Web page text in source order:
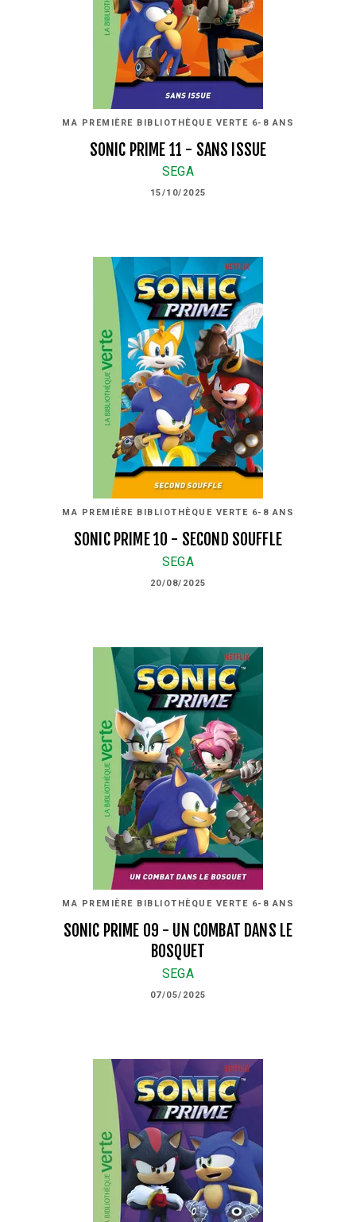
MA PREMIÈRE BIBLIOTHÈQUE VERTE 6-8 ANS
SONIC PRIME 11 - SANS ISSUE
SEGA
15/10/2025
MA PREMIÈRE BIBLIOTHÈQUE VERTE 6-8 ANS
SONIC PRIME 10 - SECOND SOUFFLE
SEGA
20/08/2025
MA PREMIÈRE BIBLIOTHÈQUE VERTE 6-8 ANS
SONIC PRIME 09 - UN COMBAT DANS LE
BOSQUET
SEGA
07/05/2025